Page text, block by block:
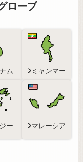
ローブ
ム ミャンマー
ー マレーシア